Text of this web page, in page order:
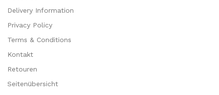
Delivery Information
Privacy Policy
Terms & Conditions
Kontakt
Retouren
Seitenübersicht